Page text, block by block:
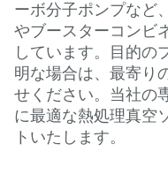
ーボ分子ポンプなど
やブースターコンビ
しています。目的の
明な場合は、最寄り
せください。当社の
に最適な熱処理真空
トいたします。